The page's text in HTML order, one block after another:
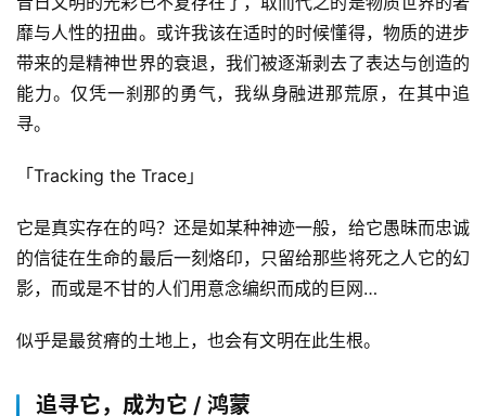
靡与人性的扭曲。或许我该在适时的时候懂得，物质的进步
带来的是精神世界的衰退，我们被逐渐剥去了表达与创造的
能力。仅凭一刹那的勇气，我纵身融进那荒原，在其中追
寻。
「Tracking the Trace」
它是真实存在的吗？还是如某种神迹一般，给它愚昧而忠诚
的信徒在生命的最后一刻烙印，只留给那些将死之人它的幻
影，而或是不甘的人们用意念编织而成的巨网…
似乎是最贫瘠的土地上，也会有文明在此生根。
追寻它，成为它 / 鸿蒙